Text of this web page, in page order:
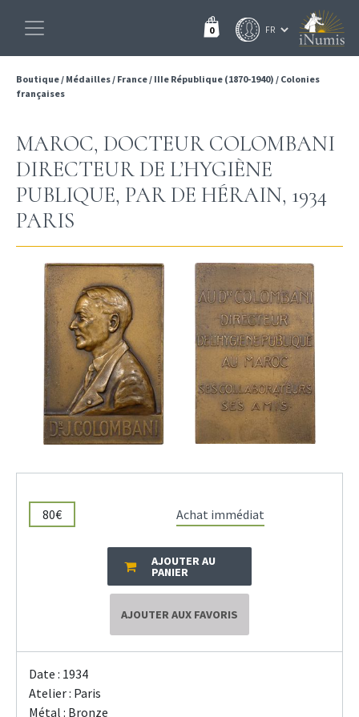
0
Boutique/ Médailles/ France/ IIIe République (1870-1940) / Colonies
françaises
MAROC, DOCTEUR COLOMBANI
DIRECTEUR DE L’HYGIÈNE
PUBLIQUE, PAR DE HÉRAIN, 1934
PARIS
80€ Achat immédiat
AJOUTER AU
PANIER
AJOUTER AUX FAVORIS
Date : 1934
Atelier : Paris
Métal : Bronze